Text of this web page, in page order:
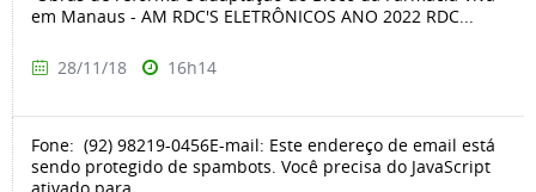
em Manaus - AM RDC'S ELETRÔNICOS ANO 2022 RDC...
28/11/18 16h14
Fone: (92) 98219-0456E-mail: Este endereço de email está
sendo protegido de spambots. Você precisa do JavaScript